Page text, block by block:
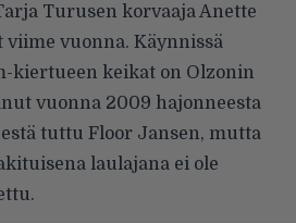
Turusen korvaaja Anette
viime vuonna. Käynnissä
kiertueen keikat on Olzonin
vuonna 2009 hajonneesta
tuttu Floor Jansen, mutta
laulajana ei ole